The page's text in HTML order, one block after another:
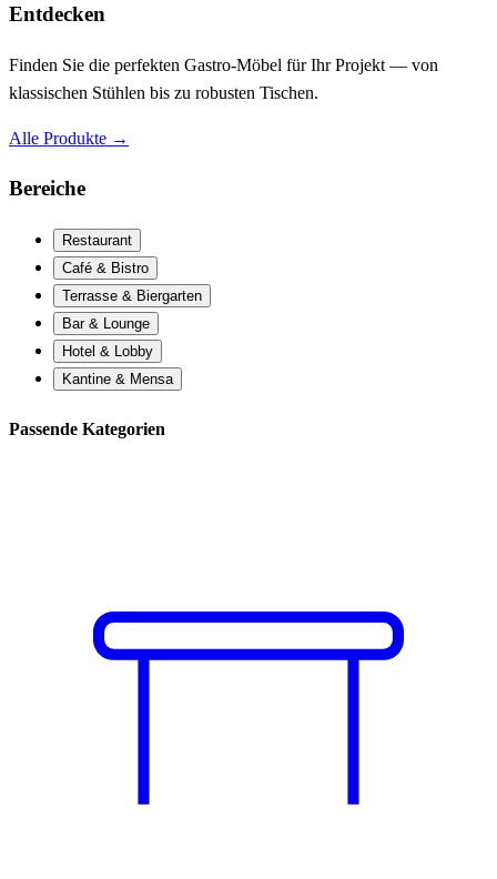
Entdecken
Finden Sie die perfekten Gastro-Möbel für Ihr Projekt — von
klassischen Stühlen bis zu robusten Tischen.
Alle Produkte →
Bereiche
Restaurant
Café & Bistro
Terrasse & Biergarten
Bar & Lounge
Hotel & Lobby
Kantine & Mensa
Passende Kategorien